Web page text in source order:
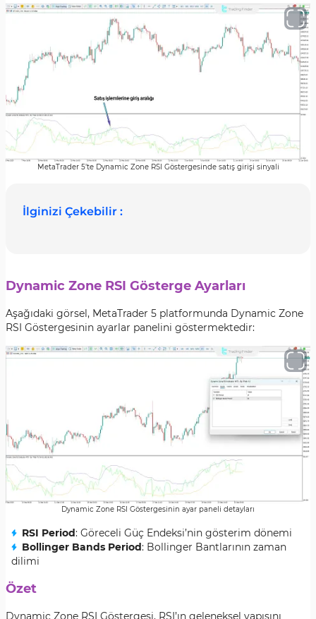
MetaTrader 5’te Dynamic Zone RSI Göstergesinde satış girişi sinyali
İlginizi Çekebilir :
Dynamic Zone RSI Gösterge Ayarları
Aşağıdaki görsel, MetaTrader 5 platformunda Dynamic Zone
RSI Göstergesinin ayarlar panelini göstermektedir:
Dynamic Zone RSI Göstergesinin ayar paneli detayları
RSI Period: Göreceli Güç Endeksi’nin gösterim dönemi
Bollinger Bands Period: Bollinger Bantlarının zaman
dilimi
Özet
Dynamic Zone RSI Göstergesi, RSI’ın geleneksel yapısını